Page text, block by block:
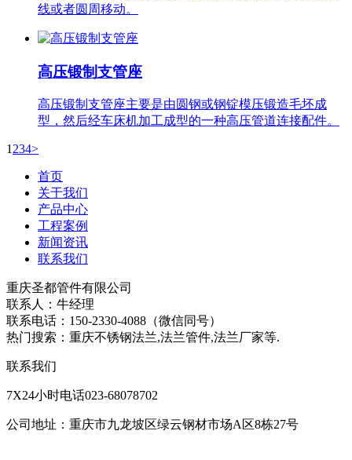
线或者圆周移动。
高压锻制支管座
高压锻制支管座主要是由圆钢或钢锭模压锻造毛坯成
型，然后经车床机加工成型的一种高压管道连接配件。
1 234>
首页
关于我们
产品中心
工程案例
新闻资讯
联系我们
重庆圣都管件有限公司
联系人：牛经理
联系电话：150-2330-4088（微信同号）
热门搜索：重庆不锈钢法兰,法兰管件,法兰厂家等.
联系我们
7X24小时电话023-68078702
公司地址：重庆市九龙坡区绿云钢材市场A区8栋27号